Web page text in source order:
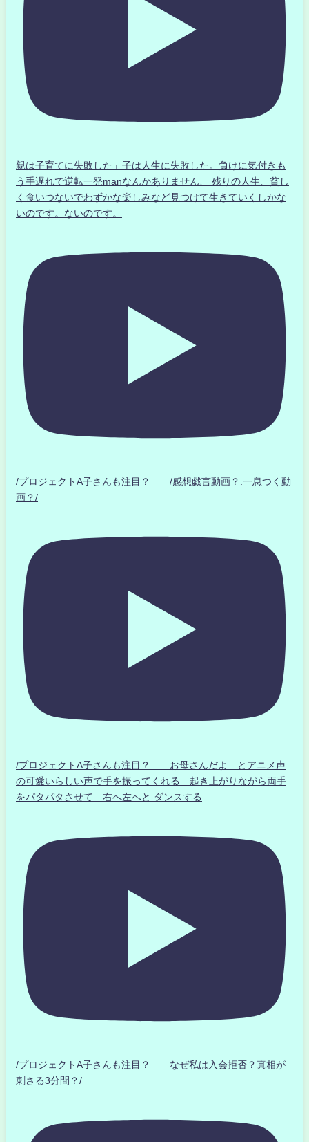
親は子育てに失敗した」子は人生に失敗した。負けに気付きも
う手遅れで逆転一発manなんかありません、 残りの人生、貧し
く食いつないでわずかな楽しみなど見つけて生きていくしかな
いのです。ないのです。
/プロジェクトA子さんも注目？ /感想戯言動画？.一息つく動
画？/
/プロジェクトA子さんも注目？ お母さんだよ とアニメ声
の可愛いらしい声で手を振ってくれる 起き上がりながら両手
をパタパタさせて 右へ左へと ダンスする
/プロジェクトA子さんも注目？ なぜ私は入会拒否？真相が
刺さる3分間？/